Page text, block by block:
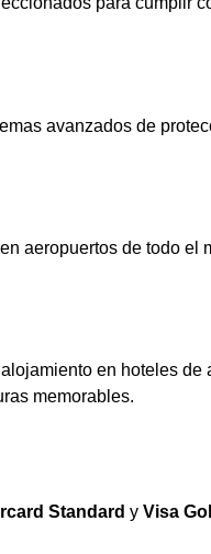
avanzados de
aeropuertos de todo el
en hoteles de
memorables.
Standard y Visa